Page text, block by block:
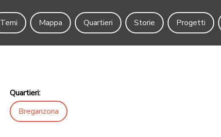
Temi
Mappa Quartieri Storie Progetti
Quartieri:
Breganzona